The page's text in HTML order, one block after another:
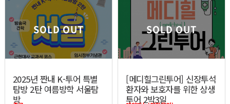
SOLD OUT
2025년 짠내 K-투어 특별
탐방 2탄 여름방학 서울탐
방
SOLD OUT
[메디힐그린투어] 신장투석
환자와 보호자를 위한 상생
투어 2박3일